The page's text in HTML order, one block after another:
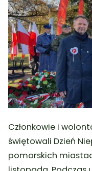
Członkowie i
świętowali Dzień
pomorskich